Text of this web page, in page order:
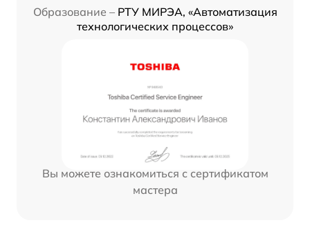
Образование – РТУ МИРЭА, «Автоматизация
технологических процессов»
Вы можете ознакомиться с сертификатом
мастера